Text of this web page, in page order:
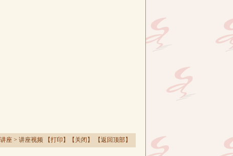
座 > 讲座视频 【打印 】【 关闭 】 【返回顶部】